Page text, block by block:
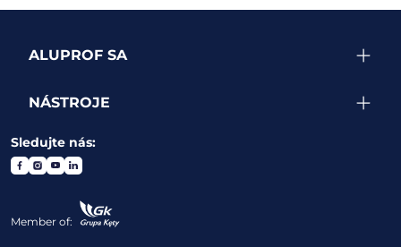
ALUPROF SA
NÁSTROJE
Sledujte nás:
Member of: